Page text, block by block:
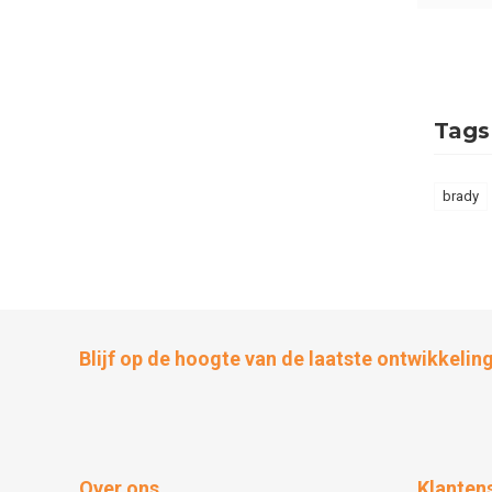
Tags
brady
Blijf op de hoogte van de laatste